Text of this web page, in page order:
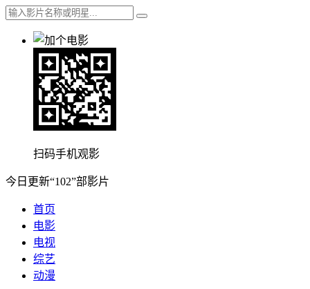
扫码手机观影
今日更新“102”部影片
首页
电影
电视
综艺
动漫